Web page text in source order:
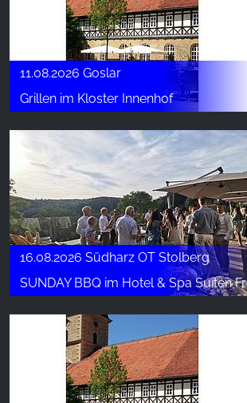
11.08.2026 Goslar
Grillen im Kloster Innenhof
16.08.2026 Südharz OT Stolberg
SUNDAY BBQ im Hotel & Spa Suiten FreiWerk